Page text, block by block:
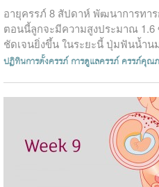
อายุครรภ์ 8 สัปดาห์ พัฒนาการทา
ตอนนี้ลูกจะมีความสูงประมาณ
ชัดเจนยิ่งขึ้น ในระยะนี้ ปุ่มฟันน้ำน
ปฏิทินการตั้งครรภ์ การดูแลครรภ์ ครรภ์คุณ